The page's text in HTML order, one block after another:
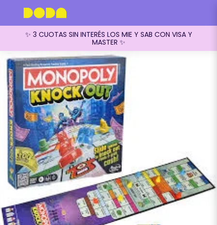
✨ 3 CUOTAS SIN INTERÉS LOS MIE Y SAB CON VISA Y
MASTER ✨